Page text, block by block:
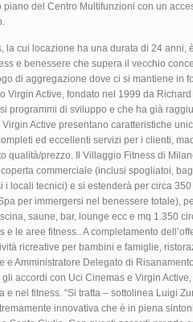
piano del Centro Multifunzioni con un
la cui locazione ha una durata di 24 anni,
e benessere che supera il vecchio
di aggregazione dove ci si mantiene in
Virgin Active, fondato nel 1999 da
programmi di sviluppo e che ha già
Active presentano caratteristiche
ed eccellenti servizi per i clienti,
qualità/prezzo. Il Villaggio Fitness di
commerciale (inclusi spogliatoi,
i locali tecnici) e si estenderà per circa
per immergersi nel benessere totale),
saune, bar, lounge ecc e mq 1.350
e le aree fitness.. A completamento
ricreative per bambini e famiglie,
e Amministratore Delegato di
accordi con Uci Cinemas e Virgin
e nel fitness. “Si tratta – sottolinea Luigi
innovativa che è in piena